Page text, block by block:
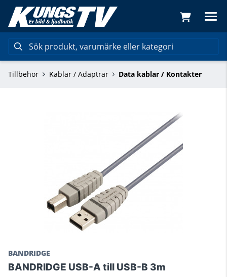
Tillbehör Kablar / Adaptrar Data kablar / Kontakter
BANDRIDGE
BANDRIDGE USB-A till USB-B 3m